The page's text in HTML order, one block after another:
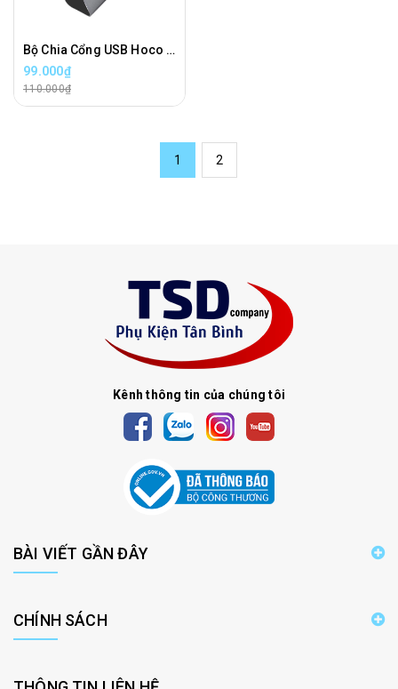
Bộ Chia Cổng USB Hoco HB1 Chính Hãng
99.000₫
110.000₫
1 2
Kênh thông tin của chúng tôi
BÀI VIẾT GẦN ĐÂY
CHÍNH SÁCH